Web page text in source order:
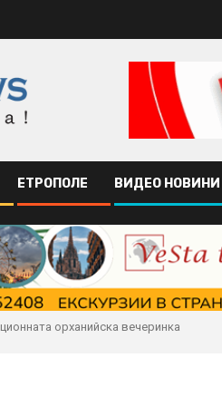
ЕТРОПОЛЕ ВИДЕО НОВИНИ
орханийска вечеринка